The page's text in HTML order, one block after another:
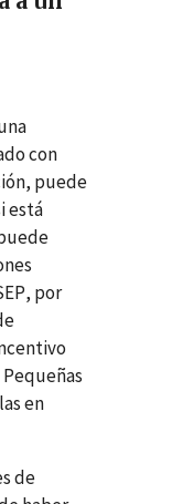
con
puede
está
, por
en
de